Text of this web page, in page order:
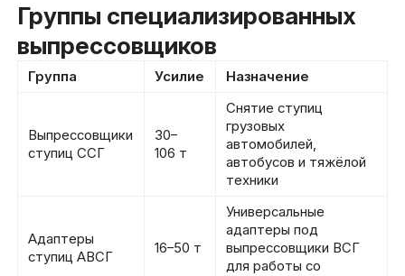
Группы специализированных
выпрессовщиков
Группа Усилие Назначение
Выпрессовщики
ступиц ССГ
30–
106 т
Снятие ступиц
грузовых
автомобилей,
автобусов и тяжёлой
техники
Адаптеры
ступиц АВСГ
16–50 т
Универсальные
адаптеры под
выпрессовщики ВСГ
для работы со